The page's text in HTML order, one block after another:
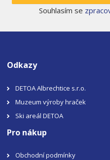
Souhlasím se
Odkazy
DETOA Albrechtice s.r.o.
Muzeum výroby hraček
Ski areál DETOA
Pro nákup
Obchodní podmínky